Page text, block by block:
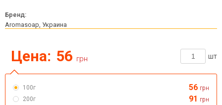
Бренд:
Aromasoap, Украина
Цена: 56 грн шт
100г 56 грн
200г
91 грн